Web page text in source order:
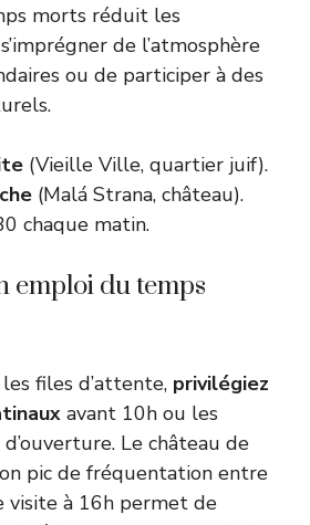
morts réduit les
de l’atmosphère
ou de participer à des
(Vieille Ville, quartier juif).
(Malá Strana, château).
chaque matin.
emploi du temps
files d’attente, privilégiez
avant 10h ou les
Le château de
pic de fréquentation entre
visite à 16h permet de